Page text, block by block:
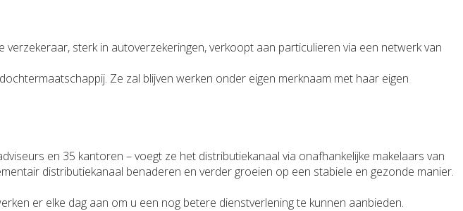
sterk in autoverzekeringen, verkoopt aan particulieren via een netwerk van
Ze zal blijven werken onder eigen merknaam met haar eigen
en 35 kantoren – voegt ze het distributiekanaal via onafhankelijke makelaars van
distributiekanaal benaderen en verder groeien op een stabiele en gezonde manier.
er elke dag aan om u een nog betere dienstverlening te kunnen aanbieden.